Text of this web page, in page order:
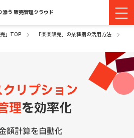
添う 販売管理クラウド
」TOP
「楽楽販売」の業種別の活用方法
リプション
理を効率化
額計算を自動化